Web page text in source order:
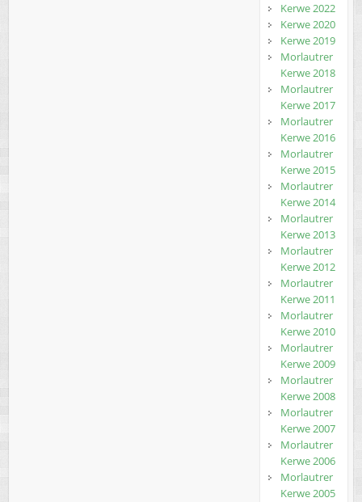
Kerwe 2022
Kerwe 2020
Kerwe 2019
Morlautrer
Kerwe 2018
Morlautrer
Kerwe 2017
Morlautrer
Kerwe 2016
Morlautrer
Kerwe 2015
Morlautrer
Kerwe 2014
Morlautrer
Kerwe 2013
Morlautrer
Kerwe 2012
Morlautrer
Kerwe 2011
Morlautrer
Kerwe 2010
Morlautrer
Kerwe 2009
Morlautrer
Kerwe 2008
Morlautrer
Kerwe 2007
Morlautrer
Kerwe 2006
Morlautrer
Kerwe 2005